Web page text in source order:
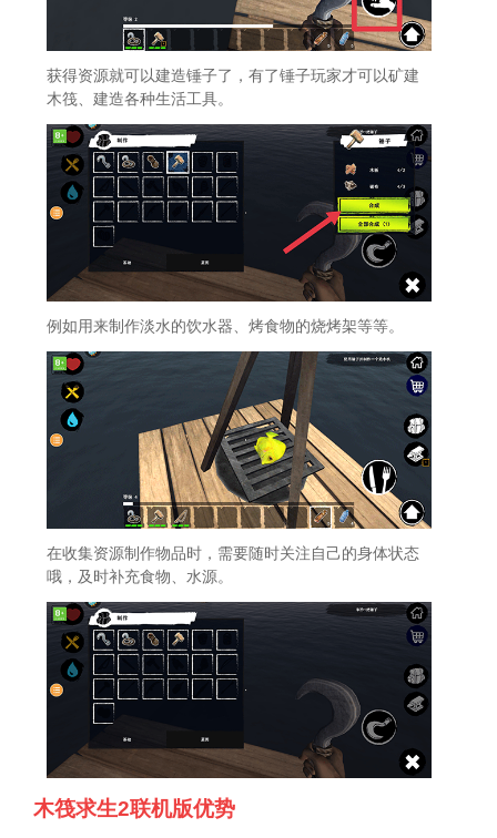
获得资源就可以建造锤子了，有了锤子玩家才可以矿建
木筏、建造各种生活工具。
例如用来制作淡水的饮水器、烤食物的烧烤架等等。
在收集资源制作物品时，需要随时关注自己的身体状态
哦，及时补充食物、水源。
木筏求生2联机版优势